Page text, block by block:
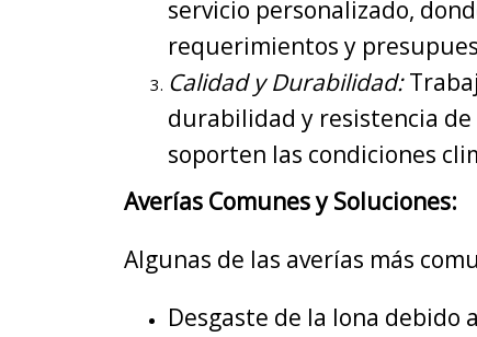
servicio personalizado,
requerimientos y
Calidad y Durabilidad:
durabilidad y resistencia
soporten las condiciones
Averías Comunes y Soluciones:
Algunas de las averías más
Desgaste de la lona debido